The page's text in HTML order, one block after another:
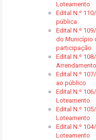
Loteamento
Edital N.º
pública
Edital N.º
do Município
participação
Edital N.º
Edital N.º
ao público
Edital N.º
Loteamento
Edital N.º
Loteamento
Edital N.º
Loteamento